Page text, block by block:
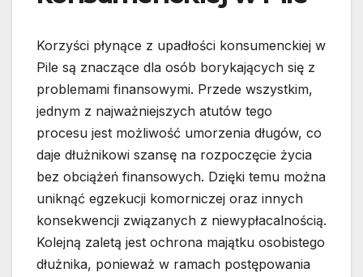
Korzyści płynące z upadłości konsumenckiej w
Pile są znaczące dla osób borykających się z
problemami finansowymi. Przede wszystkim,
jednym z najważniejszych atutów tego
procesu jest możliwość umorzenia długów, co
daje dłużnikowi szansę na rozpoczęcie życia
bez obciążeń finansowych. Dzięki temu można
uniknąć egzekucji komorniczej oraz innych
konsekwencji związanych z niewypłacalnością.
Kolejną zaletą jest ochrona majątku osobistego
dłużnika, ponieważ w ramach postępowania